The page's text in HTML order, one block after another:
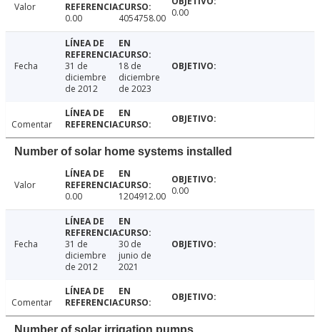
Valor
0.00
4054758.00 0.00
Fecha
31 de
diciembre
de 2012
18 de
diciembre
de 2023
Comentar
Number of solar home systems installed
Valor
0.00
1204912.00 0.00
Fecha
31 de
diciembre
de 2012
30 de
junio de
2021
Comentar